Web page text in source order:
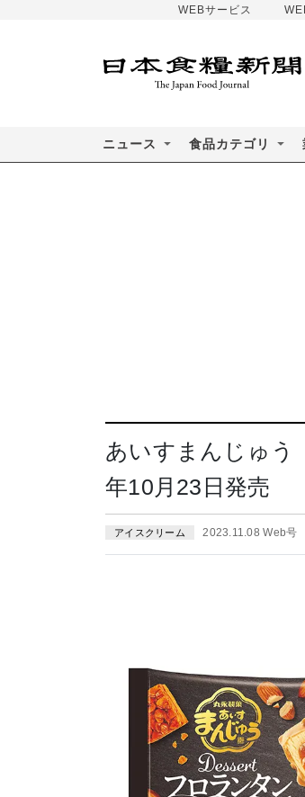
WEBサービス
ニュース 食品カテゴリ
あいすまんじゅ
年10月23日発売
アイスクリーム 2023.11.08 Web号